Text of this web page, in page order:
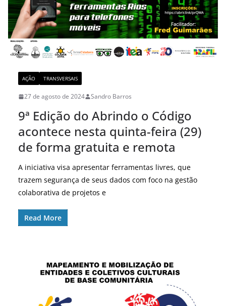
AÇÃO TRANSVERSAIS
27 de agosto de 2024 Sandro Barros
9ª Edição do Abrindo o Código
acontece nesta quinta-feira (29)
de forma gratuita e remota
A iniciativa visa apresentar ferramentas livres, que
trazem segurança de seus dados com foco na gestão
colaborativa de projetos e
Read More